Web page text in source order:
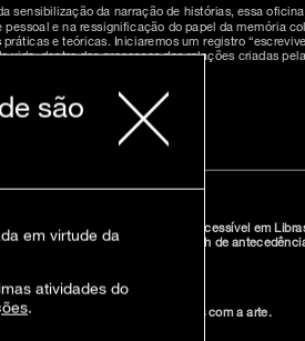
sensibilização da narração de histórias, essa
pessoal e na ressignificação do papel da memória
práticas e teóricas. Iniciaremos um registro
vida, dentro dos processos das relações criadas
presencial, livre. Aberta ao público. Acessível em
educativo@mam.org.br
com até 48h de
nas exposições do MAM.
faz parte do programa Contatos com a arte.
são
em virtude da
atividades do
.